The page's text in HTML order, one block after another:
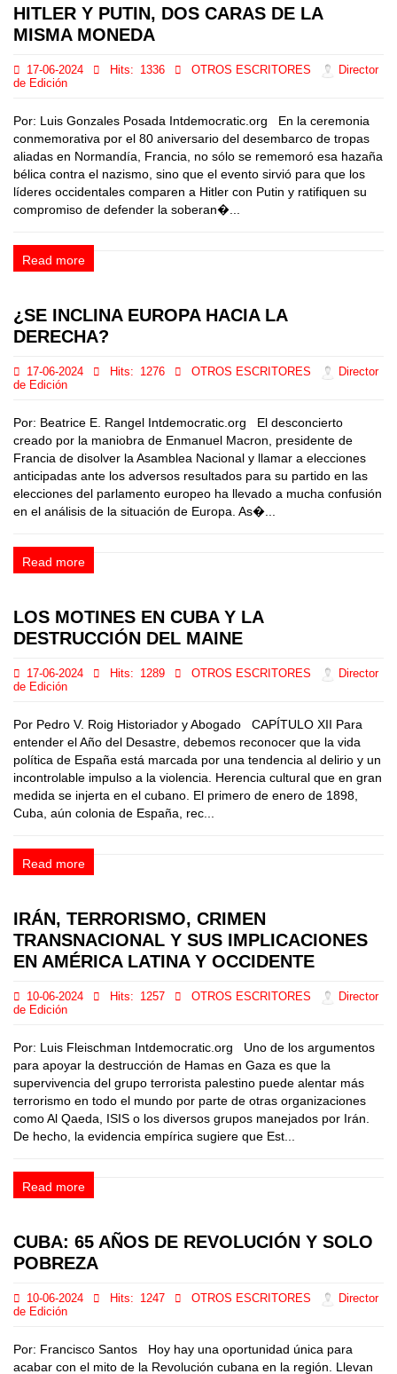
HITLER Y PUTIN, DOS CARAS DE LA
MISMA MONEDA
17-06-2024 Hits: 1336 OTROS ESCRITORES
Director
de Edición
Por: Luis Gonzales Posada Intdemocratic.org En la ceremonia
conmemorativa por el 80 aniversario del desembarco de tropas
aliadas en Normandía, Francia, no sólo se rememoró esa hazaña
bélica contra el nazismo, sino que el evento sirvió para que los
líderes occidentales comparen a Hitler con Putin y ratifiquen su
compromiso de defender la soberan�...
Read more
¿SE INCLINA EUROPA HACIA LA
DERECHA?
17-06-2024 Hits: 1276 OTROS ESCRITORES
Director
de Edición
Por: Beatrice E. Rangel Intdemocratic.org El desconcierto
creado por la maniobra de Enmanuel Macron, presidente de
Francia de disolver la Asamblea Nacional y llamar a elecciones
anticipadas ante los adversos resultados para su partido en las
elecciones del parlamento europeo ha llevado a mucha confusión
en el análisis de la situación de Europa. As�...
Read more
LOS MOTINES EN CUBA Y LA
DESTRUCCIÓN DEL MAINE
17-06-2024 Hits: 1289 OTROS ESCRITORES
Director
de Edición
Por Pedro V. Roig Historiador y Abogado CAPÍTULO XII Para
entender el Año del Desastre, debemos reconocer que la vida
política de España está marcada por una tendencia al delirio y un
incontrolable impulso a la violencia. Herencia cultural que en gran
medida se injerta en el cubano. El primero de enero de 1898,
Cuba, aún colonia de España, rec...
Read more
IRÁN, TERRORISMO, CRIMEN
TRANSNACIONAL Y SUS IMPLICACIONES
EN AMÉRICA LATINA Y OCCIDENTE
10-06-2024 Hits: 1257 OTROS ESCRITORES
Director
de Edición
Por: Luis Fleischman Intdemocratic.org Uno de los argumentos
para apoyar la destrucción de Hamas en Gaza es que la
supervivencia del grupo terrorista palestino puede alentar más
terrorismo en todo el mundo por parte de otras organizaciones
como Al Qaeda, ISIS o los diversos grupos manejados por Irán.
De hecho, la evidencia empírica sugiere que Est...
Read more
CUBA: 65 AÑOS DE REVOLUCIÓN Y SOLO
POBREZA
10-06-2024 Hits: 1247 OTROS ESCRITORES
Director
de Edición
Por: Francisco Santos Hoy hay una oportunidad única para
acabar con el mito de la Revolución cubana en la región. Llevan